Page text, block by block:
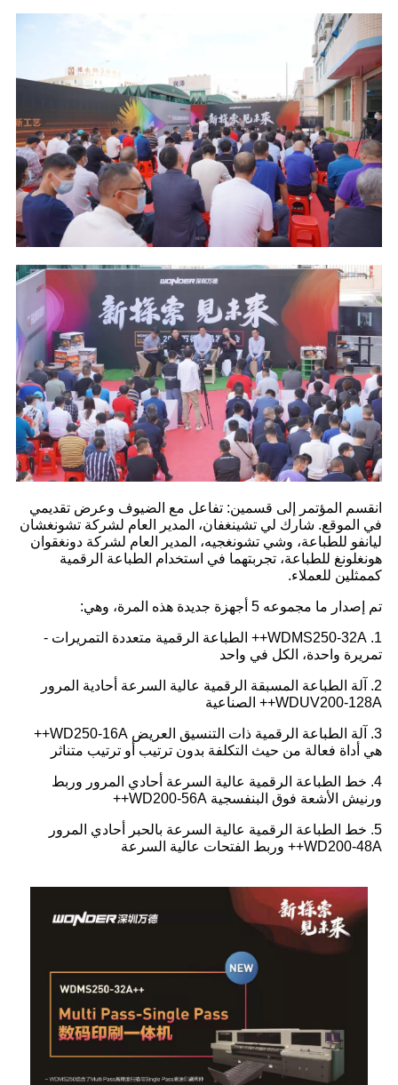
انقسم المؤتمر إلى قسمين: تفاعل مع الضيوف وعرض تقديمي
في الموقع. شارك لي تشينغفان، المدير العام لشركة تشونغشان
ليانفو للطباعة، وشي تشونغجيه، المدير العام لشركة دونغقوان
هونغلونغ للطباعة، تجربتهما في استخدام الطباعة الرقمية
كممثلين للعملاء.
تم إصدار ما مجموعه 5 أجهزة جديدة هذه المرة، وهي:
1. WDMS250-32A++ الطباعة الرقمية متعددة التمريرات -
تمريرة واحدة، الكل في واحد
2. آلة الطباعة المسبقة الرقمية عالية السرعة أحادية المرور
WDUV200-128A++ الصناعية
3. آلة الطباعة الرقمية ذات التنسيق العريض WD250-16A++
هي أداة فعالة من حيث التكلفة بدون ترتيب أو ترتيب متناثر
4. خط الطباعة الرقمية عالية السرعة أحادي المرور وربط
ورنيش الأشعة فوق البنفسجية WD200-56A++
5. خط الطباعة الرقمية عالية السرعة بالحبر أحادي المرور
WD200-48A++ وربط الفتحات عالية السرعة